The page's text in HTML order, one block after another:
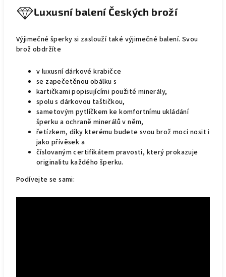
Luxusní balení Českých broží
Výjimečné šperky si zaslouží také výjimečné balení. Svou
brož obdržíte
v luxusní dárkové krabičce
se zapečetěnou obálku s
kartičkami popisujícími použité minerály,
spolu s dárkovou taštičkou,
sametovým pytlíčkem ke komfortnímu ukládání
šperku a ochraně minerálů v něm,
řetízkem, díky kterému budete svou brož moci nosit i
jako přívěsek a
číslovaným certifikátem pravosti, který prokazuje
originalitu každého šperku.
Podívejte se sami: